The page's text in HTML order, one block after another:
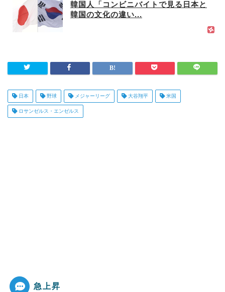
韓国人「コンビニバイトで見る日本と
韓国の文化の違い...
日本 野球 メジャーリーグ 大谷翔平 米国
ロサンゼルス・エンゼルス
急上昇